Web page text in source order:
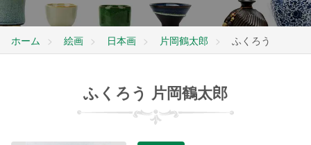
ホーム 絵画 日本画 片岡鶴太郎 ふくろう
ふくろう 片岡鶴太郎